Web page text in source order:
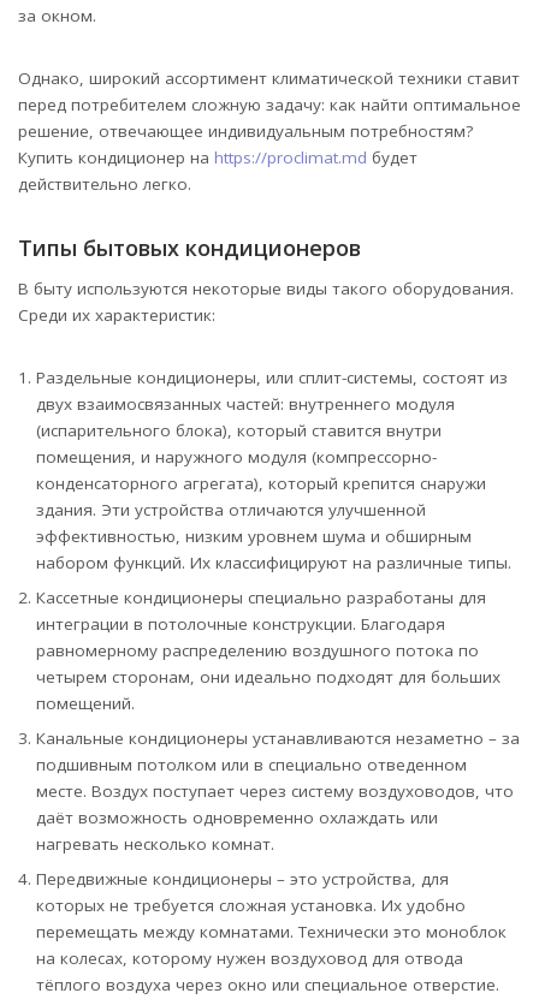
за окном.
Однако, широкий ассортимент климатической техники ставит
перед потребителем сложную задачу: как найти оптимальное
решение, отвечающее индивидуальным потребностям?
Купить кондиционер на https://proclimat.md будет
действительно легко.
Типы бытовых кондиционеров
В быту используются некоторые виды такого оборудования.
Среди их характеристик:
Раздельные кондиционеры, или сплит-системы, состоят из
двух взаимосвязанных частей: внутреннего модуля
(испарительного блока), который ставится внутри
помещения, и наружного модуля (компрессорно-
конденсаторного агрегата), который крепится снаружи
здания. Эти устройства отличаются улучшенной
эффективностью, низким уровнем шума и обширным
набором функций. Их классифицируют на различные типы.
Кассетные кондиционеры специально разработаны для
интеграции в потолочные конструкции. Благодаря
равномерному распределению воздушного потока по
четырем сторонам, они идеально подходят для больших
помещений.
Канальные кондиционеры устанавливаются незаметно – за
подшивным потолком или в специально отведенном
месте. Воздух поступает через систему воздуховодов, что
даёт возможность одновременно охлаждать или
нагревать несколько комнат.
Передвижные кондиционеры – это устройства, для
которых не требуется сложная установка. Их удобно
перемещать между комнатами. Технически это моноблок
на колесах, которому нужен воздуховод для отвода
тёплого воздуха через окно или специальное отверстие.